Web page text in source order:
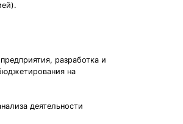
разработка и
на
деятельности